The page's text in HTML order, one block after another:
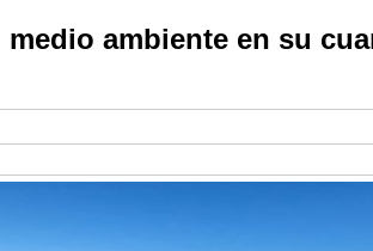
ambiente en su